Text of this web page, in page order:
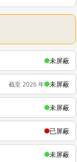
未屏蔽
截至 2026 年 未屏蔽
未屏蔽
已屏蔽
未屏蔽